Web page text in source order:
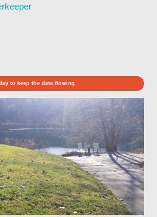
to keep the data flowing